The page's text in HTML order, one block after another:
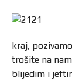
kraj,
trošite na
blijedim i